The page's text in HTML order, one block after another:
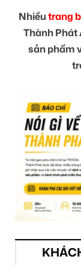
Nhiềutrang
Thành Phát
sản phẩm